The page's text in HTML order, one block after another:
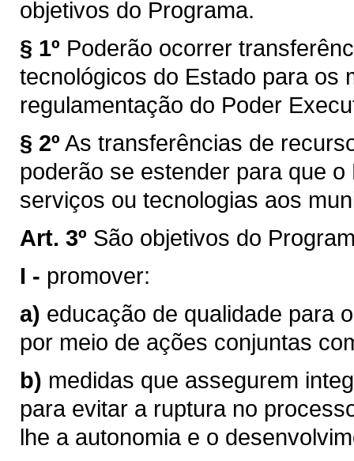
objetivos do Programa.
§ 1º Poderão ocorrer
tecnológicos do Estado para os
regulamentação do Poder
§ 2º As transferências de
poderão se estender para que
serviços ou tecnologias aos
Art. 3º São objetivos do
I - promover:
a) educação de qualidade para
por meio de ações conjuntas
b) medidas que assegurem
para evitar a ruptura no
lhe a autonomia e o